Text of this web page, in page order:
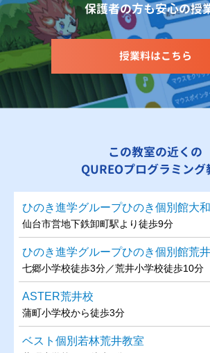
保護者の方も安心の授
授業料はこちら
この教室の近くの
QUREOプログラミング
ひのき進学グループひのき個別館大
仙台市営地下鉄卸町駅より徒歩9分
ひのき進学グループひのき個別館荒
七郷小学校徒歩3分／荒井小学校徒歩10分
ASTER荒井校
蒲町小学校から徒歩3分
ベスト個別若林荒井教室